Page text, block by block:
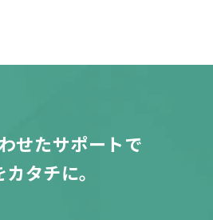
せたサポートで
タチに。